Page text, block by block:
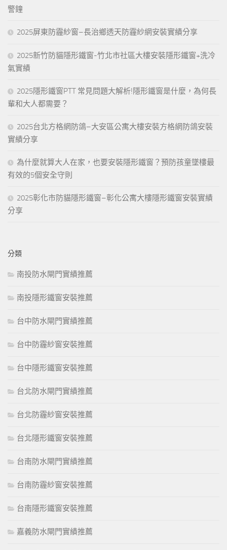
警鐘
2025屏東防霾紗窗–長治鄉透天防霾紗網安裝實績分享
2025新竹防貓隱形鐵窗-竹北市社區大樓安裝隱形鐵窗+洗冷
氣實績
2025隱形鐵窗PTT 常見問題大解析!隱形鐵窗是什麼，為何長
輩和大人都需要？
2025台北方格網防鴿–大安區公寓大樓安裝方格網防鴿安裝
實績分享
為什麼就算大人在家，也要安裝隱形鐵窗？預防孩童墜樓最
有效的5個安全守則
2025彰化市防貓隱形鐵窗–彰化公寓大樓隱形鐵窗安裝實績
分享
分類
南投防水閘門實績推薦
南投隱形鐵窗安裝推薦
台中防水閘門實績推薦
台中防霾紗窗安裝推薦
台中隱形鐵窗安裝推薦
台北防水閘門實績推薦
台北防霾紗窗安裝推薦
台北隱形鐵窗安裝推薦
台南防水閘門實績推薦
台南防霾紗窗安裝推薦
台南隱形鐵窗安裝推薦
嘉義防水閘門實績推薦